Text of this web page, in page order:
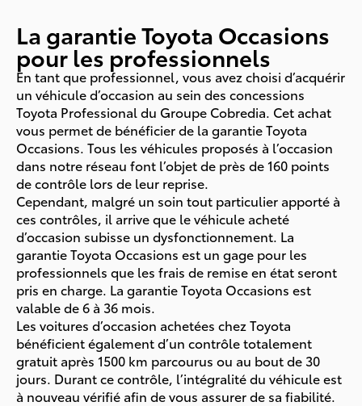
La garantie Toyota Occasions
pour les professionnels
En tant que professionnel, vous avez choisi d’acquérir
un véhicule d’occasion au sein des concessions
Toyota Professional du Groupe Cobredia. Cet achat
vous permet de bénéficier de la garantie Toyota
Occasions. Tous les véhicules proposés à l’occasion
dans notre réseau font l’objet de près de 160 points
de contrôle lors de leur reprise.
Cependant, malgré un soin tout particulier apporté à
ces contrôles, il arrive que le véhicule acheté
d’occasion subisse un dysfonctionnement. La
garantie Toyota Occasions est un gage pour les
professionnels que les frais de remise en état seront
pris en charge. La garantie Toyota Occasions est
valable de 6 à 36 mois.
Les voitures d’occasion achetées chez Toyota
bénéficient également d’un contrôle totalement
gratuit après 1500 km parcourus ou au bout de 30
jours. Durant ce contrôle, l’intégralité du véhicule est
à nouveau vérifié afin de vous assurer de sa fiabilité.